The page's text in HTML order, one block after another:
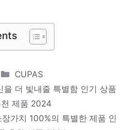
제품 2024
피지오올인원
제품 2024
opspc
Categories
CUPAS
더 빛내줄 특별함 인기 상품
제품 2024
가치 100%의 특별한 제품 인